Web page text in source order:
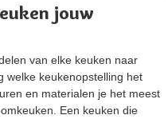
jouw
van elke keuken naar
welke keukenopstelling het
en materialen je het meest
Een keuken die